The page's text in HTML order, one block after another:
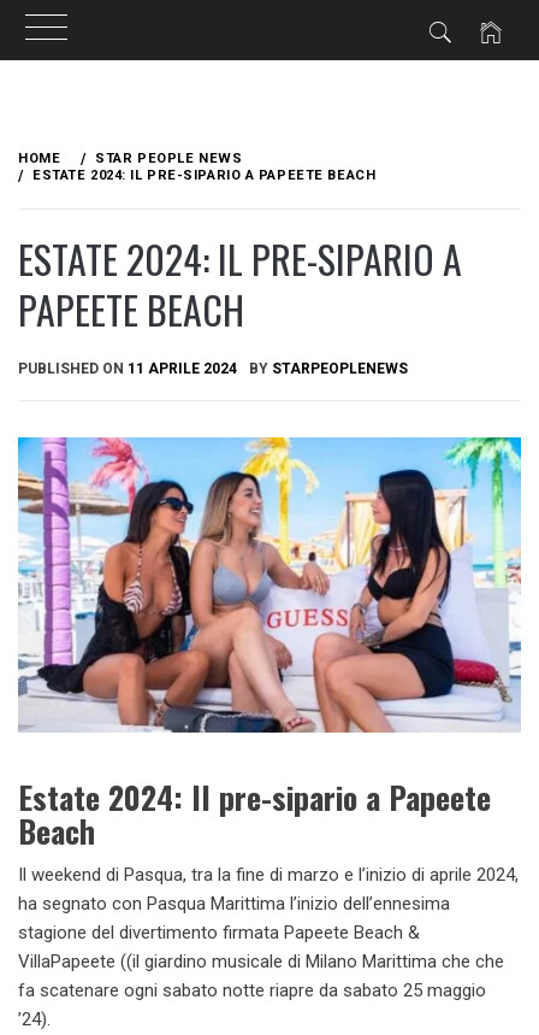
content
HOME
STAR PEOPLE NEWS
ESTATE 2024: IL PRE-SIPARIO A PAPEETE BEACH
ESTATE 2024: IL PRE-SIPARIO A
PAPEETE BEACH
PUBLISHED ON 11 APRILE 2024 BY STARPEOPLENEWS
Estate 2024: Il pre-sipario a Papeete
Beach
Il weekend di Pasqua, tra la fine di marzo e l’inizio di aprile 2024,
ha segnato con Pasqua Marittima l’inizio dell’ennesima
stagione del divertimento firmata Papeete Beach &
VillaPapeete ((il giardino musicale di Milano Marittima che che
fa scatenare ogni sabato notte riapre da sabato 25 maggio
’24).